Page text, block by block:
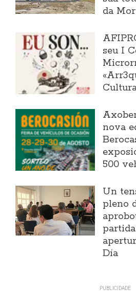
da
seu I
nova
500
Un
pleno
Día